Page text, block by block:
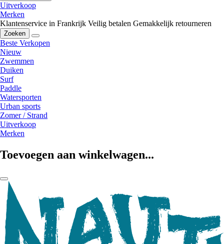
Uitverkoop
Merken
Klantenservice in Frankrijk Veilig betalen Gemakkelijk retourneren
Zoeken
Beste Verkopen
Nieuw
Zwemmen
Duiken
Surf
Paddle
Watersporten
Urban sports
Zomer / Strand
Uitverkoop
Merken
Toevoegen aan winkelwagen...